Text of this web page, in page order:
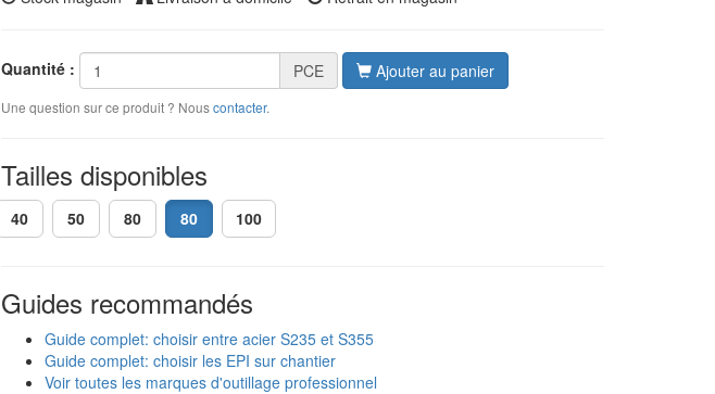
Quantité : PCE Ajouter au panier
Une question sur ce produit ? Nouscontacter.
Tailles disponibles
40 50 80 80 100
Guides recommandés
Guide complet: choisir entre acier S235 et S355
Guide complet: choisir les EPI sur chantier
Voir toutes les marques d'outillage professionnel